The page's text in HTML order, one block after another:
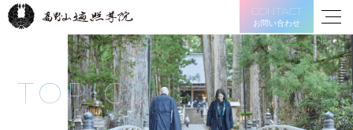
CONTACT
お問い合わせ
TOPICS